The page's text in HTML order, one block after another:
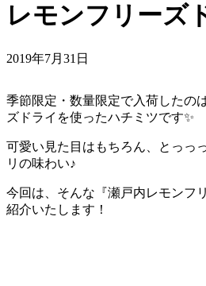
レモンフリーズ
2019年7月31日
季節限定・数量限定で入荷したの
ズドライを使ったハチミツです✨
可愛い見た目はもちろん、とっっ
リの味わい♪
今回は、そんな『瀬戸内レモンフ
紹介いたします！